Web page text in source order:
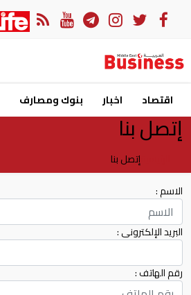
اقتصاد اخبار بنوك ومصارف
إتصل بنا
الرئيسيةإتصل بنا
الاسم :
البريد الإلكترونى :
رقم الهاتف :